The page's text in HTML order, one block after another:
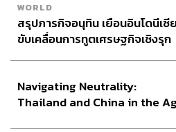
WORLD
สรุปภารกิจอนุทิน เยือนอินโดนีเซีย
ขับเคลื่อนการทูตเศรษฐกิจเชิงรุก
Navigating Neutrality:
Thailand and China in the